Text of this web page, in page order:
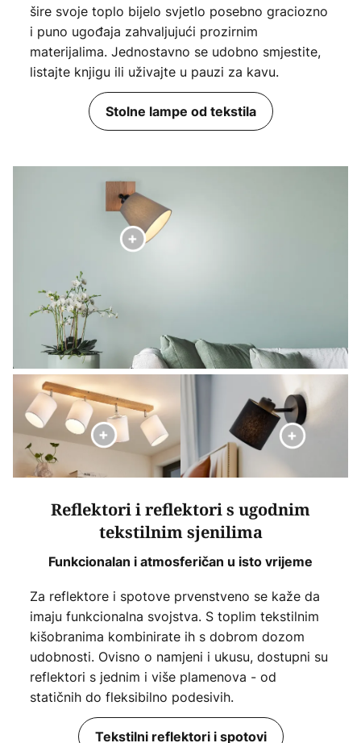
šire svoje toplo bijelo svjetlo posebno graciozno
i puno ugođaja zahvaljujući prozirnim
materijalima. Jednostavno se udobno smjestite,
listajte knjigu ili uživajte u pauzi za kavu.
Stolne lampe od tekstila
Reflektori i reflektori s ugodnim
tekstilnim sjenilima
Funkcionalan i atmosferičan u isto vrijeme
Za reflektore i spotove prvenstveno se kaže da
imaju funkcionalna svojstva. S toplim tekstilnim
kišobranima kombinirate ih s dobrom dozom
udobnosti. Ovisno o namjeni i ukusu, dostupni su
reflektori s jednim i više plamenova - od
statičnih do fleksibilno podesivih.
Tekstilni reflektori i spotovi